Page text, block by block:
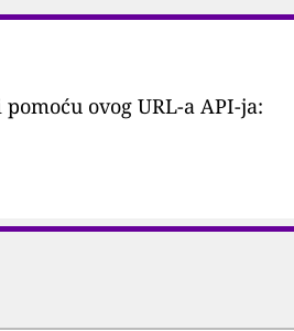
ovog URL-a API-ja: